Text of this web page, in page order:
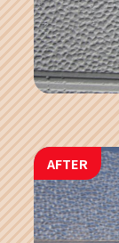
AFTER